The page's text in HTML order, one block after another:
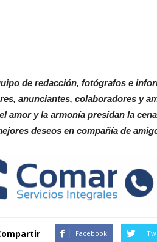
de redacción, fotógrafos e
anunciantes, colaboradores y
amor y la armonía presidan la
deseos en compañía de
Facebook